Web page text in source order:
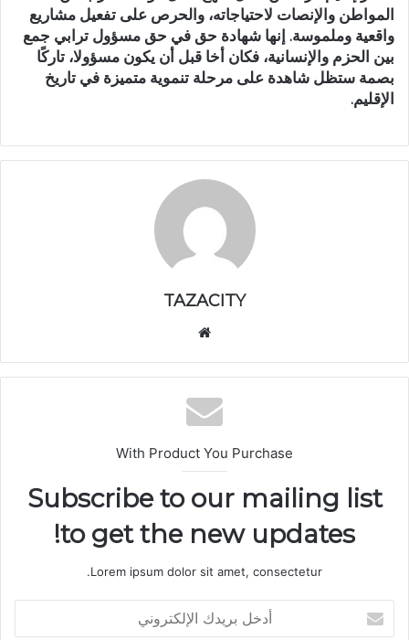
المواطن والإنصات لاحتياجاته، والحرص على تفعيل مشاريع
واقعية وملموسة. إنها شهادة حق في حق مسؤول ترابي جمع
بين الحزم والإنسانية، فكان أخا قبل أن يكون مسؤولا، تاركًا
بصمة ستظل شاهدة على مرحلة تنموية متميزة في تاريخ
الإقليم.
TAZACITY
الوي
ب
With Product You Purchase
Subscribe to our mailing list
to get the new updates!
Lorem ipsum dolor sit amet, consectetur.